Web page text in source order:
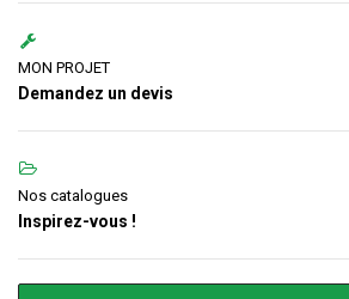
MON PROJET
Demandez un devis
Nos catalogues
Inspirez-vous !